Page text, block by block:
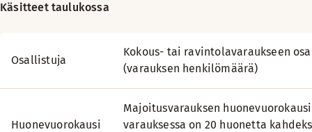
Käsitteet taulukossa
Osallistuja
Kokous- tai ravintolavaraukseen
(varauksen henkilömäärä)
Huonevuorokausi
Majoitusvarauksen
varauksessa on 20 huonetta